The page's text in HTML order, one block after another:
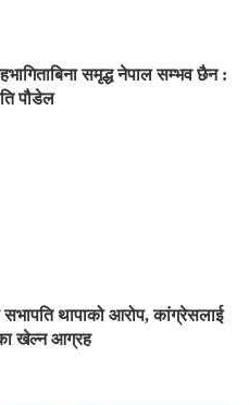
समृद्ध नेपाल सम्भव छैन :
पौडेल
थापाको आरोप, कांग्रेसलाई
खेल्न आग्रह